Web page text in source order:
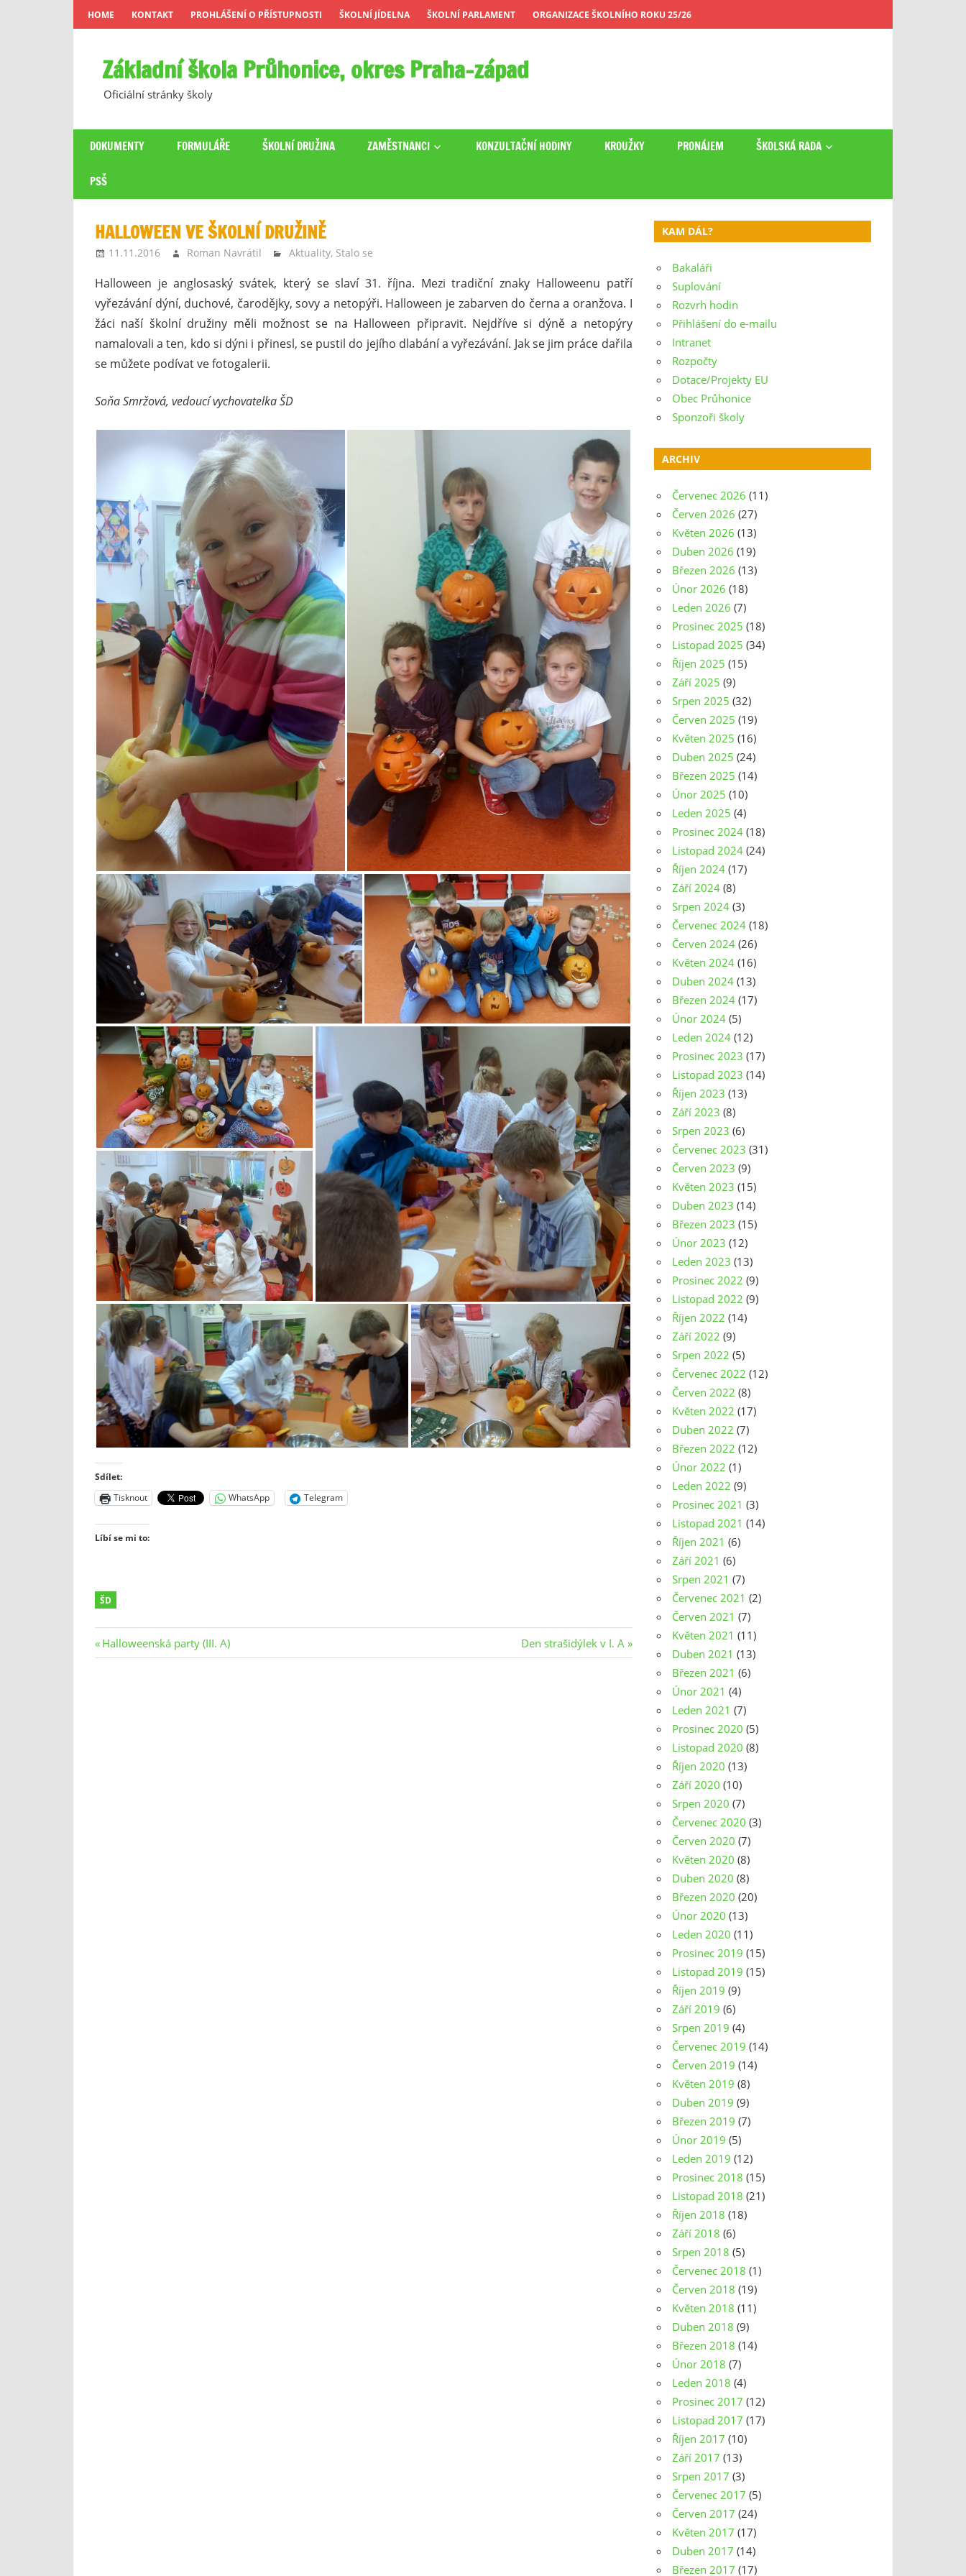
Skip
to
HOME KONTAKT PROHLÁŠENÍ O PŘÍSTUPNOSTI ŠKOLNÍ JÍDELNA ŠKOLNÍ PARLAMENT ORGANIZACE ŠKOLNÍHO ROKU 25/26
Základní škola Průhonice, okres Praha-západ
Oficiální stránky školy
DOKUMENTY FORMULÁŘE ŠKOLNÍ DRUŽINA ZAMĚSTNANCI KONZULTAČNÍ HODINY KROUŽKY PRONÁJEM ŠKOLSKÁ RADA
PSŠ
HALLOWEEN VE ŠKOLNÍ DRUŽINĚ
11.11.2016 Roman Navrátil Aktuality, Stalo se
Halloween je anglosaský svátek, který se slaví 31. října. Mezi tradiční znaky Halloweenu patří
vyřezávání dýní, duchové, čarodějky, sovy a netopýři. Halloween je zabarven do černa a oranžova. I
žáci naší školní družiny měli možnost se na Halloween připravit. Nejdříve si dýně a netopýry
namalovali a ten, kdo si dýni i přinesl, se pustil do jejího dlabání a vyřezávání. Jak se jim práce dařila
se můžete podívat ve fotogalerii.
Soňa Smržová, vedoucí vychovatelka ŠD
Sdílet:
Tisknout
WhatsApp Telegram
Líbí se mi to:
ŠD
Navigace
Previous
Post:
Halloweenská party (III. A)
Next
Post:
Den strašidýlek v I. A
KAM DÁL?
Bakaláři
Suplování
Rozvrh hodin
Přihlášení do e-mailu
Intranet
Rozpočty
Dotace/Projekty EU
Obec Průhonice
Sponzoři školy
ARCHIV
Červenec 2026 (11)
Červen 2026 (27)
Květen 2026 (13)
Duben 2026 (19)
Březen 2026 (13)
Únor 2026 (18)
Leden 2026 (7)
Prosinec 2025 (18)
Listopad 2025 (34)
Říjen 2025 (15)
Září 2025 (9)
Srpen 2025 (32)
Červen 2025 (19)
Květen 2025 (16)
Duben 2025 (24)
Březen 2025 (14)
Únor 2025 (10)
Leden 2025 (4)
Prosinec 2024 (18)
Listopad 2024 (24)
Říjen 2024 (17)
Září 2024 (8)
Srpen 2024 (3)
Červenec 2024 (18)
Červen 2024 (26)
Květen 2024 (16)
Duben 2024 (13)
Březen 2024 (17)
Únor 2024 (5)
Leden 2024 (12)
Prosinec 2023 (17)
Listopad 2023 (14)
Říjen 2023 (13)
Září 2023 (8)
Srpen 2023 (6)
Červenec 2023 (31)
Červen 2023 (9)
Květen 2023 (15)
Duben 2023 (14)
Březen 2023 (15)
Únor 2023 (12)
Leden 2023 (13)
Prosinec 2022 (9)
Listopad 2022 (9)
Říjen 2022 (14)
Září 2022 (9)
Srpen 2022 (5)
Červenec 2022 (12)
Červen 2022 (8)
Květen 2022 (17)
Duben 2022 (7)
Březen 2022 (12)
Únor 2022 (1)
Leden 2022 (9)
Prosinec 2021 (3)
Listopad 2021 (14)
Říjen 2021 (6)
Září 2021 (6)
Srpen 2021 (7)
Červenec 2021 (2)
Červen 2021 (7)
Květen 2021 (11)
Duben 2021 (13)
Březen 2021 (6)
Únor 2021 (4)
Leden 2021 (7)
Prosinec 2020 (5)
Listopad 2020 (8)
Říjen 2020 (13)
Září 2020 (10)
Srpen 2020 (7)
Červenec 2020 (3)
Červen 2020 (7)
Květen 2020 (8)
Duben 2020 (8)
Březen 2020 (20)
Únor 2020 (13)
Leden 2020 (11)
Prosinec 2019 (15)
Listopad 2019 (15)
Říjen 2019 (9)
Září 2019 (6)
Srpen 2019 (4)
Červenec 2019 (14)
Červen 2019 (14)
Květen 2019 (8)
Duben 2019 (9)
Březen 2019 (7)
Únor 2019 (5)
Leden 2019 (12)
Prosinec 2018 (15)
Listopad 2018 (21)
Říjen 2018 (18)
Září 2018 (6)
Srpen 2018 (5)
Červenec 2018 (1)
Červen 2018 (19)
Květen 2018 (11)
Duben 2018 (9)
Březen 2018 (14)
Únor 2018 (7)
Leden 2018 (4)
Prosinec 2017 (12)
Listopad 2017 (17)
Říjen 2017 (10)
Září 2017 (13)
Srpen 2017 (3)
Červenec 2017 (5)
Červen 2017 (24)
Květen 2017 (17)
Duben 2017 (14)
Březen 2017 (17)